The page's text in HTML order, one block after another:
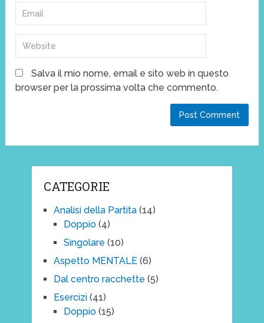
Salva il mio nome, email e sito web in questo
browser per la prossima volta che commento.
CATEGORIE
Analisi della Partita(14)
Doppio(4)
Singolare (10)
Aspetto MENTALE(6)
Dal centro racchette (5)
Esercizi(41)
Doppio(15)